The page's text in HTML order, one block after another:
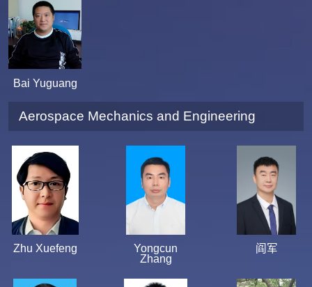
Bai Yuguang
Aerospace Mechanics and Engineering
Zhu Xuefeng
Yongcun
Zhang
阎军